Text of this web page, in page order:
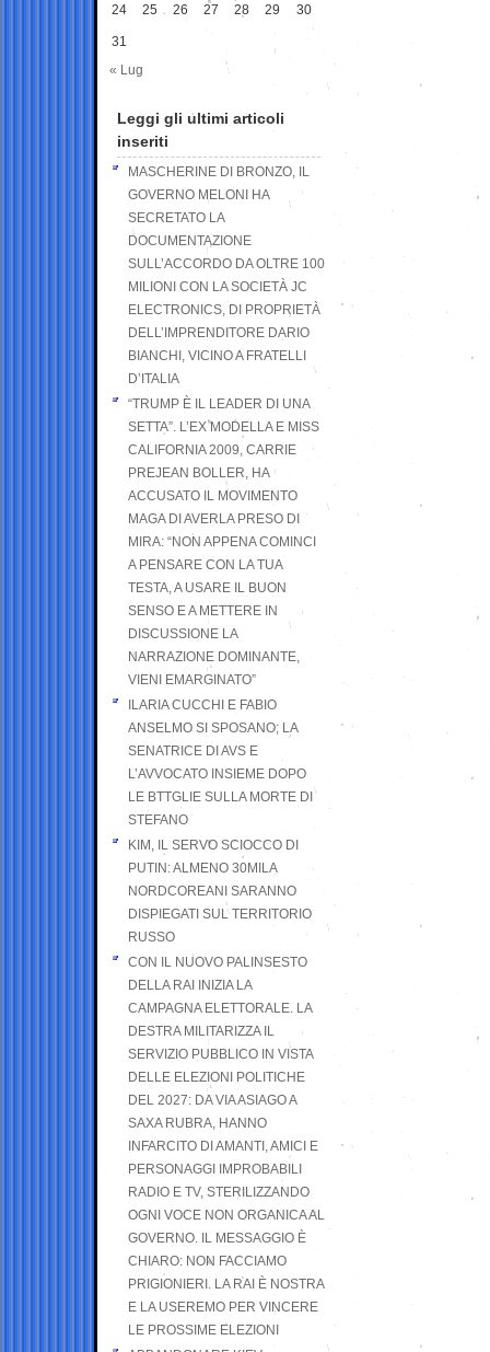
24 25 26 27 28 29 30
31
« Lug
Leggi gli ultimi articoli
inseriti
MASCHERINE DI BRONZO, IL
GOVERNO MELONI HA
SECRETATO LA
DOCUMENTAZIONE
SULL’ACCORDO DA OLTRE 100
MILIONI CON LA SOCIETÀ JC
ELECTRONICS, DI PROPRIETÀ
DELL’IMPRENDITORE DARIO
BIANCHI, VICINO A FRATELLI
D’ITALIA
“TRUMP È IL LEADER DI UNA
SETTA”. L’EX MODELLA E MISS
CALIFORNIA 2009, CARRIE
PREJEAN BOLLER, HA
ACCUSATO IL MOVIMENTO
MAGA DI AVERLA PRESO DI
MIRA: “NON APPENA COMINCI
A PENSARE CON LA TUA
TESTA, A USARE IL BUON
SENSO E A METTERE IN
DISCUSSIONE LA
NARRAZIONE DOMINANTE,
VIENI EMARGINATO”
ILARIA CUCCHI E FABIO
ANSELMO SI SPOSANO; LA
SENATRICE DI AVS E
L’AVVOCATO INSIEME DOPO
LE BTTGLIE SULLA MORTE DI
STEFANO
KIM, IL SERVO SCIOCCO DI
PUTIN: ALMENO 30MILA
NORDCOREANI SARANNO
DISPIEGATI SUL TERRITORIO
RUSSO
CON IL NUOVO PALINSESTO
DELLA RAI INIZIA LA
CAMPAGNA ELETTORALE. LA
DESTRA MILITARIZZA IL
SERVIZIO PUBBLICO IN VISTA
DELLE ELEZIONI POLITICHE
DEL 2027: DA VIA ASIAGO A
SAXA RUBRA, HANNO
INFARCITO DI AMANTI, AMICI E
PERSONAGGI IMPROBABILI
RADIO E TV, STERILIZZANDO
OGNI VOCE NON ORGANICA AL
GOVERNO. IL MESSAGGIO È
CHIARO: NON FACCIAMO
PRIGIONIERI. LA RAI È NOSTRA
E LA USEREMO PER VINCERE
LE PROSSIME ELEZIONI